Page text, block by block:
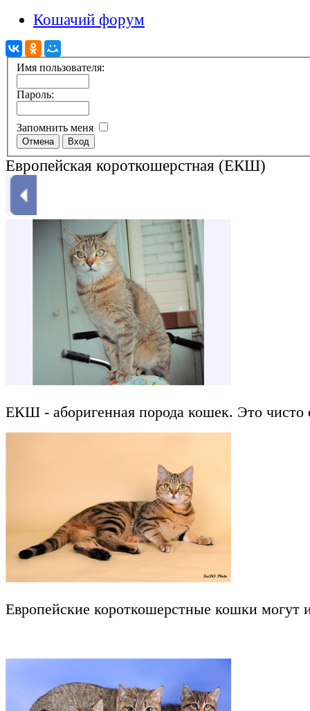
Кошачий форум
Имя пользователя:
Пароль:
Запомнить меня
Европейская короткошерстная (ЕКШ)
ЕКШ - аборигенная порода кошек. Это чисто
Европейские короткошерстные кошки могут